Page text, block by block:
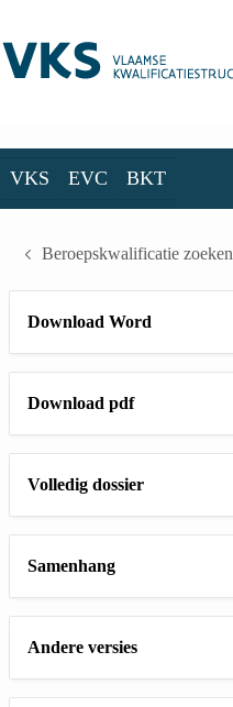
VKS EVC BKT
Beroepskwalificatie zoeken
Download Word
Download pdf
Volledig dossier
Samenhang
Andere versies